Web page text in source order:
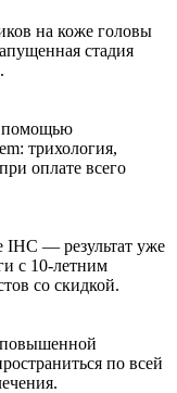
на коже головы
стадия
помощью
трихология,
оплате всего
IHC — результат уже
с 10-летним
со скидкой.
повышенной
по всей